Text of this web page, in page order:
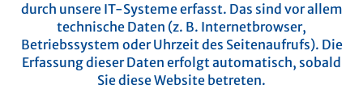
durch unsere IT-Systeme erfasst. Das sind vor allem
technische Daten (z. B. Internetbrowser,
Betriebssystem oder Uhrzeit des Seitenaufrufs). Die
Erfassung dieser Daten erfolgt automatisch, sobald
Sie diese Website betreten.